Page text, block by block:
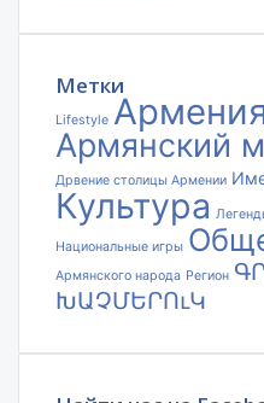
электронной
Метки
Lifestyle
Армянский
Дрвение столицы Армении
Культура
Национальные игры
Армянского народа Регион
ԽԱՉՄԵՐՈւԿ